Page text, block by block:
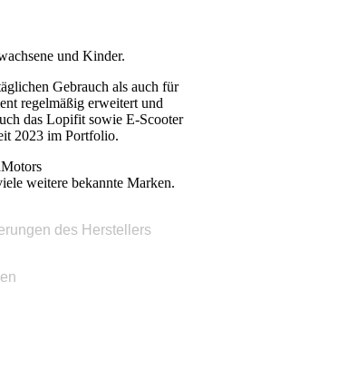
und Kinder.
Gebrauch als auch für
regelmäßig erweitert und
das Lopifit sowie E-Scooter
2023 im Portfolio.
weitere bekannte Marken.
des Herstellers
n